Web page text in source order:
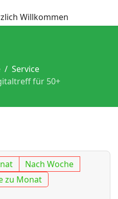
Willkommen
Service
für 50+
Nach Woche
zu Monat